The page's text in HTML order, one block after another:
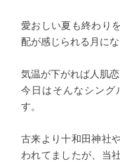
愛おしい夏も終わり
配が感じられる月にな
気温が下がれば人肌
今日はそんなシング
す。
古来より十和田神社
われてましたが、当